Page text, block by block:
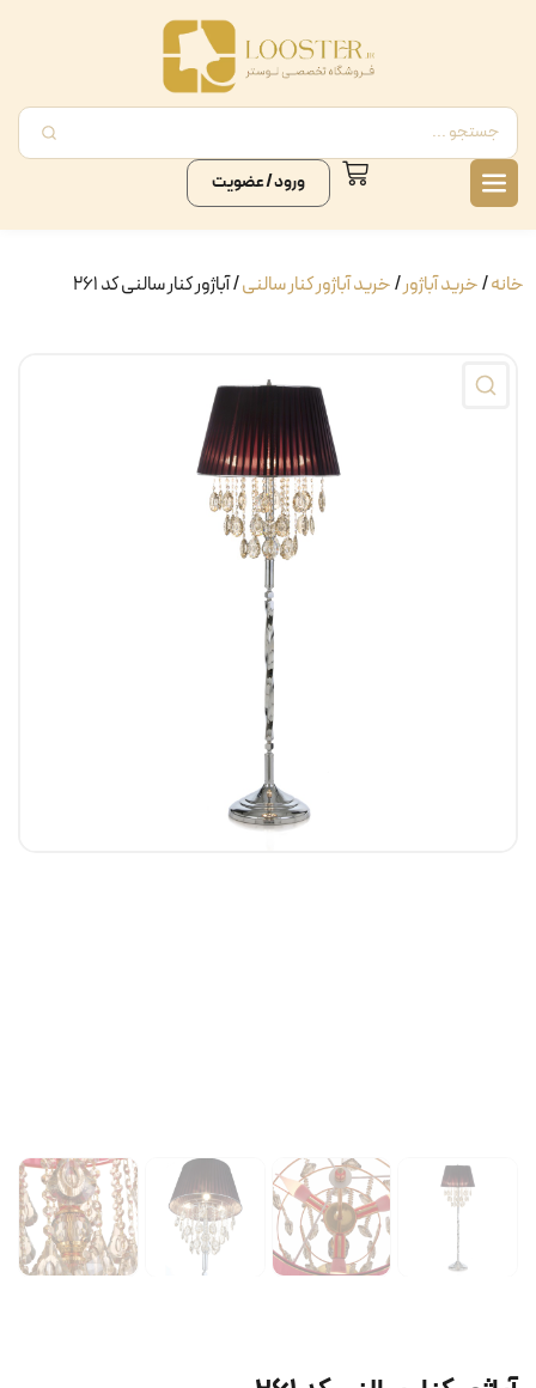
ورود / عضویت
خانه/خرید آباژور/خرید آباژور کنار سالنی/ آباژور کنار سالنی کد ۲۶۱